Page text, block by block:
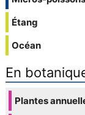
Étang
Océan
En
Plantes